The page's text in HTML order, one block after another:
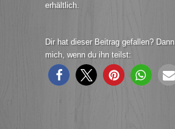
erhältlich.
Dir hat dieser Beitrag gefallen?
mich, wenn du ihn teilst: